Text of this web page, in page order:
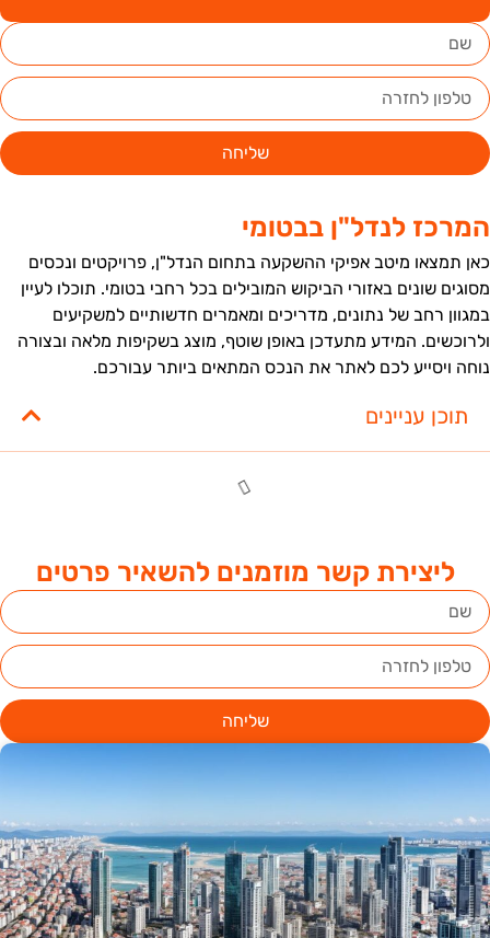
ליצירת קשר מוזמנים להשאיר פרטים
שליחה
שליחה
לנדל"ן בבטומי
תמצאו מיטב אפיקי ההשקעה בתחום הנדל"ן, פרויקטים ונכסים
שונים באזורי הביקוש המובילים בכל רחבי בטומי. תוכלו לעיין
רחב של נתונים, מדריכים ומאמרים חדשותיים למשקיעים
המידע מתעדכן באופן שוטף, מוצג בשקיפות מלאה ובצורה
ויסייע לכם לאתר את הנכס המתאים ביותר עבורכם.
תוכן עניינים